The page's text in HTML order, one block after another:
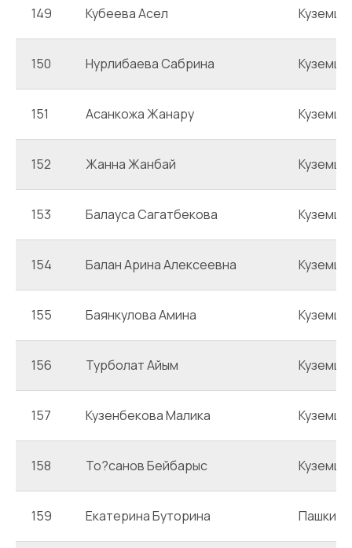
149 Кубеева Асел
150 Нурлибаева Сабрина
151 Асанкожа Жанару
152 Жанна Жанбай
153 Балауса Сагатбекова
154 Балан Арина Алексеевна
155 Баянкулова Амина
156 Турболат Айым
157 Кузенбекова Малика
158 То?санов Бейбарыс
159 Екатерина Буторина Пашкин